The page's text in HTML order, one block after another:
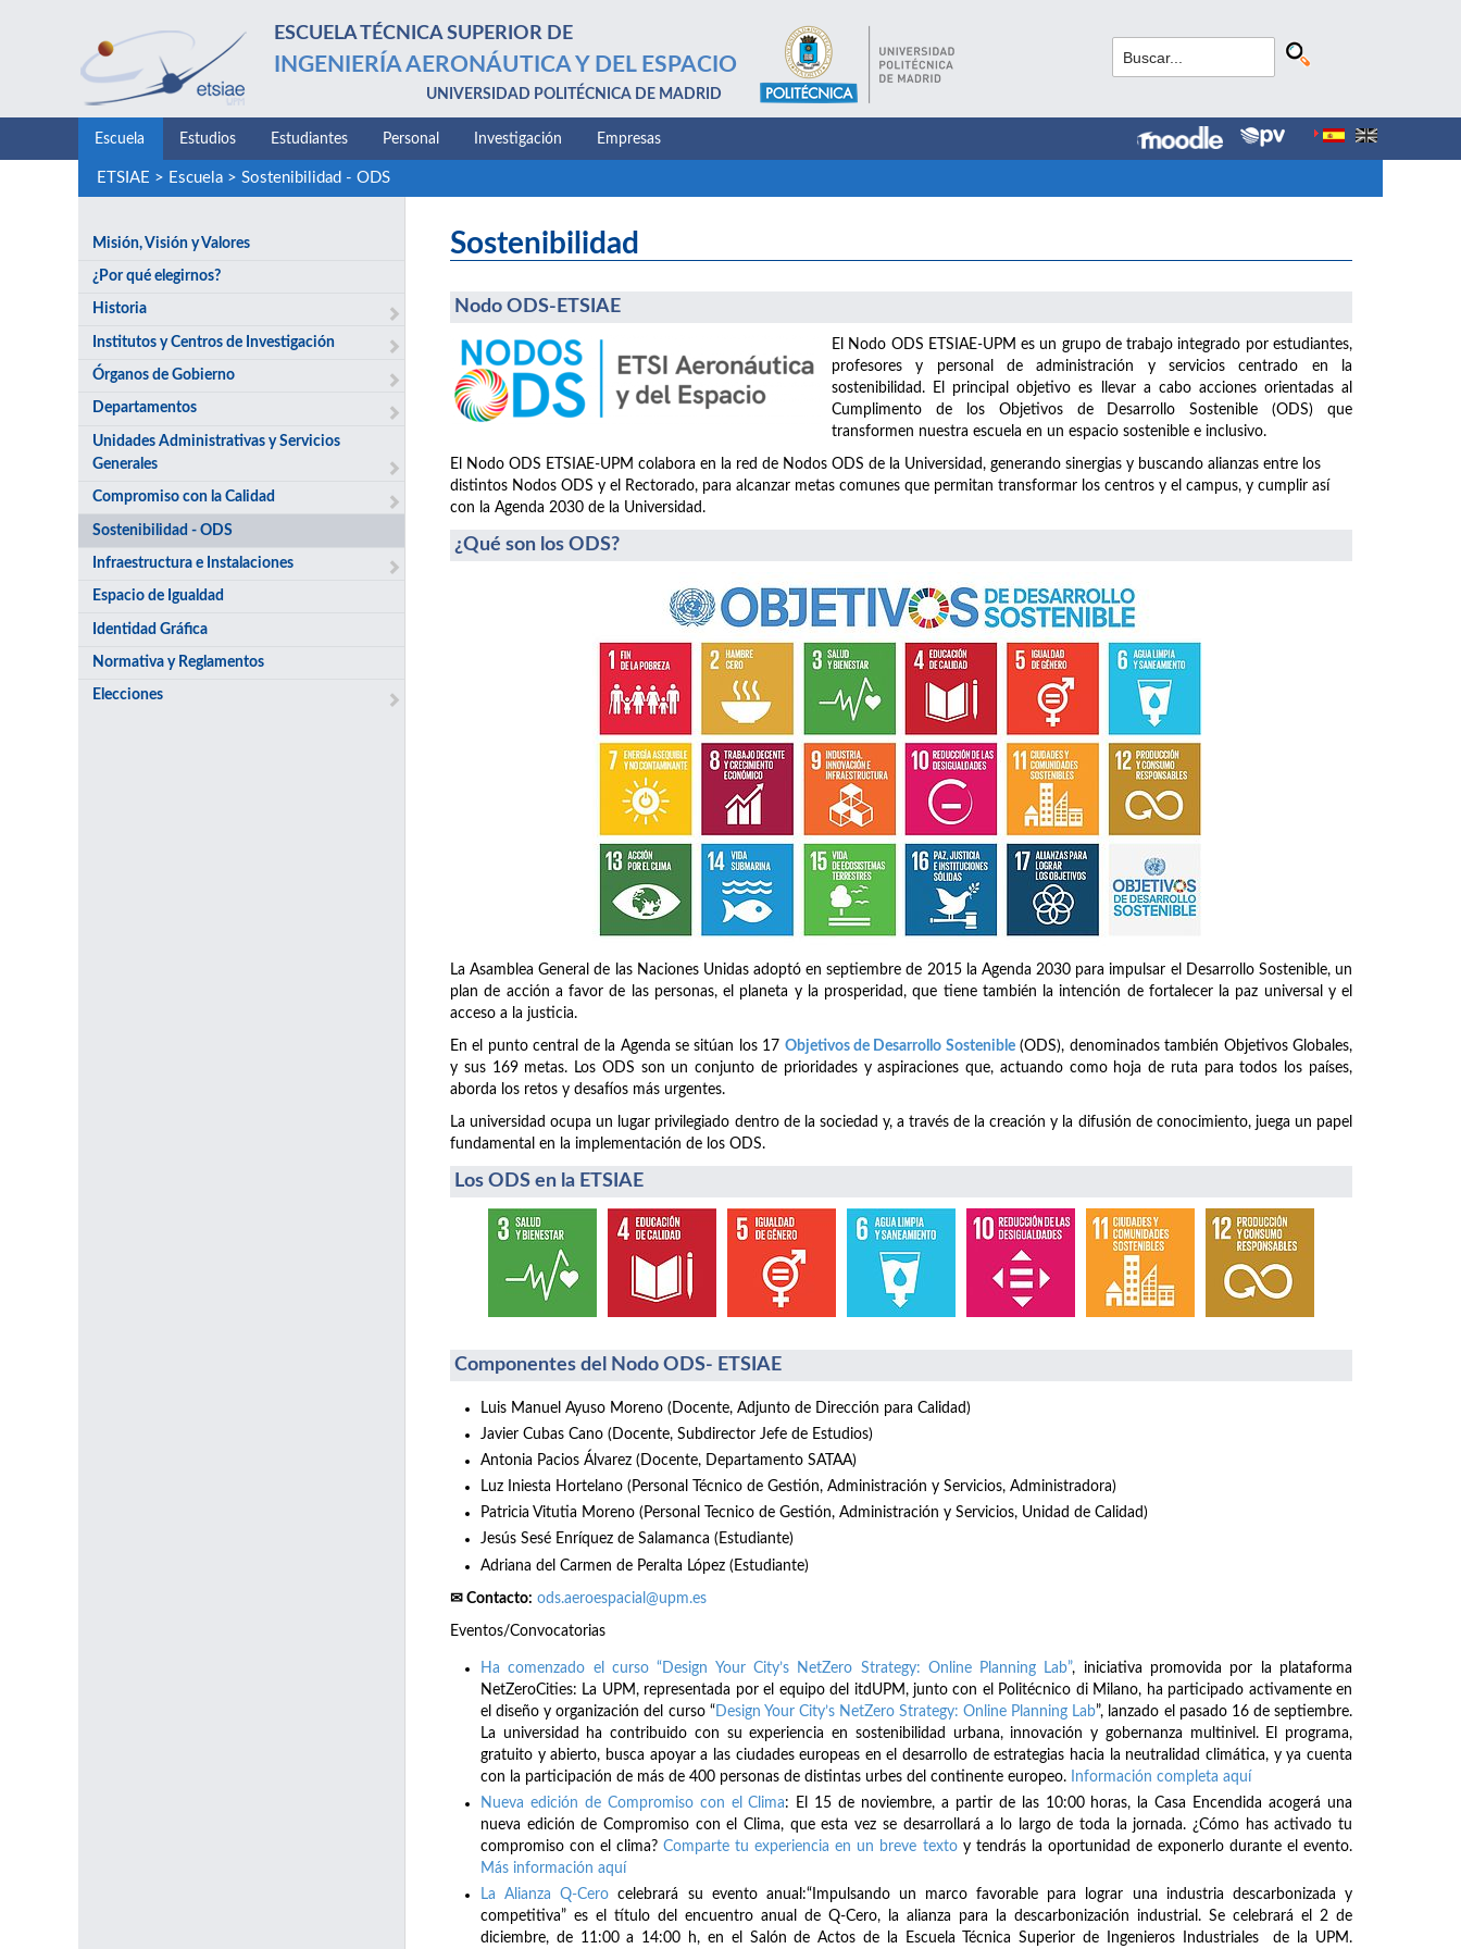
ESCUELA TÉCNICA SUPERIOR DE
INGENIERÍA AERONÁUTICA Y DEL ESPACIO
UNIVERSIDAD POLITÉCNICA DE MADRID
Escuela Estudios Estudiantes Personal Investigación Empresas
ETSIAE > Escuela> Sostenibilidad - ODS
Misión, Visión y Valores
¿Por qué elegirnos?
Historia
Institutos y Centros de Investigación
Órganos de Gobierno
Departamentos
Unidades Administrativas y Servicios
Generales
Compromiso con la Calidad
Sostenibilidad - ODS
Infraestructura e Instalaciones
Espacio de Igualdad
Identidad Gráfica
Normativa y Reglamentos
Elecciones
Sostenibilidad
Nodo ODS-ETSIAE
El Nodo ODS ETSIAE-UPM es un grupo de trabajo integrado por estudiantes,
profesores y personal de administración y servicios centrado en la
sostenibilidad. El principal objetivo es llevar a cabo acciones orientadas al
Cumplimento de los Objetivos de Desarrollo Sostenible (ODS) que
transformen nuestra escuela en un espacio sostenible e inclusivo.
El Nodo ODS ETSIAE-UPM colabora en la red de Nodos ODS de la Universidad, generando sinergias y buscando alianzas entre los
distintos Nodos ODS y el Rectorado, para alcanzar metas comunes que permitan transformar los centros y el campus, y cumplir así
con la Agenda 2030 de la Universidad.
¿Qué son los ODS?
La Asamblea General de las Naciones Unidas adoptó en septiembre de 2015 la Agenda 2030 para impulsar el Desarrollo Sostenible, un
plan de acción a favor de las personas, el planeta y la prosperidad, que tiene también la intención de fortalecer la paz universal y el
acceso a la justicia.
En el punto central de la Agenda se sitúan los 17 Objetivos de Desarrollo Sostenible(ODS), denominados también Objetivos Globales,
y sus 169 metas. Los ODS son un conjunto de prioridades y aspiraciones que, actuando como hoja de ruta para todos los países,
aborda los retos y desafíos más urgentes.
La universidad ocupa un lugar privilegiado dentro de la sociedad y, a través de la creación y la difusión de conocimiento, juega un papel
fundamental en la implementación de los ODS.
Los ODS en la ETSIAE
Componentes del Nodo ODS- ETSIAE
Luis Manuel Ayuso Moreno (Docente, Adjunto de Dirección para Calidad)
Javier Cubas Cano (Docente, Subdirector Jefe de Estudios)
Antonia Pacios Álvarez (Docente, Departamento SATAA)
Luz Iniesta Hortelano (Personal Técnico de Gestión, Administración y Servicios, Administradora)
Patricia Vitutia Moreno (Personal Tecnico de Gestión, Administración y Servicios, Unidad de Calidad)
Jesús Sesé Enríquez de Salamanca (Estudiante)
Adriana del Carmen de Peralta López (Estudiante)
✉ Contacto: ods.aeroespacial@upm.es
Eventos/Convocatorias
Ha comenzado el curso “Design Your City’s NetZero Strategy: Online Planning Lab”, iniciativa promovida por la plataforma
NetZeroCities: La UPM, representada por el equipo del itdUPM, junto con el Politécnico di Milano, ha participado activamente en
el diseño y organización del curso “Design Your City’s NetZero Strategy: Online Planning Lab”, lanzado el pasado 16 de septiembre.
La universidad ha contribuido con su experiencia en sostenibilidad urbana, innovación y gobernanza multinivel. El programa,
gratuito y abierto, busca apoyar a las ciudades europeas en el desarrollo de estrategias hacia la neutralidad climática, y ya cuenta
con la participación de más de 400 personas de distintas urbes del continente europeo.
Información completa aquí
Nueva edición de Compromiso con el Clima: El 15 de noviembre, a partir de las 10:00 horas, la Casa Encendida acogerá una
nueva edición de Compromiso con el Clima, que esta vez se desarrollará a lo largo de toda la jornada. ¿Cómo has activado tu
compromiso con el clima?Comparte tu experiencia en un breve textoy tendrás la oportunidad de exponerlo durante el evento.
Más información aquí
La Alianza Q-Cero celebrará su evento anual:“Impulsando un marco favorable para lograr una industria descarbonizada y
competitiva” es el título del encuentro anual de Q-Cero, la alianza para la descarbonización industrial. Se celebrará el 2 de
diciembre, de 11:00 a 14:00 h, en el Salón de Actos de la Escuela Técnica Superior de Ingenieros Industriales de la UPM.